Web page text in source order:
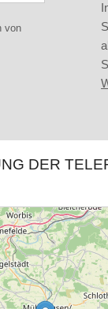
von
DER